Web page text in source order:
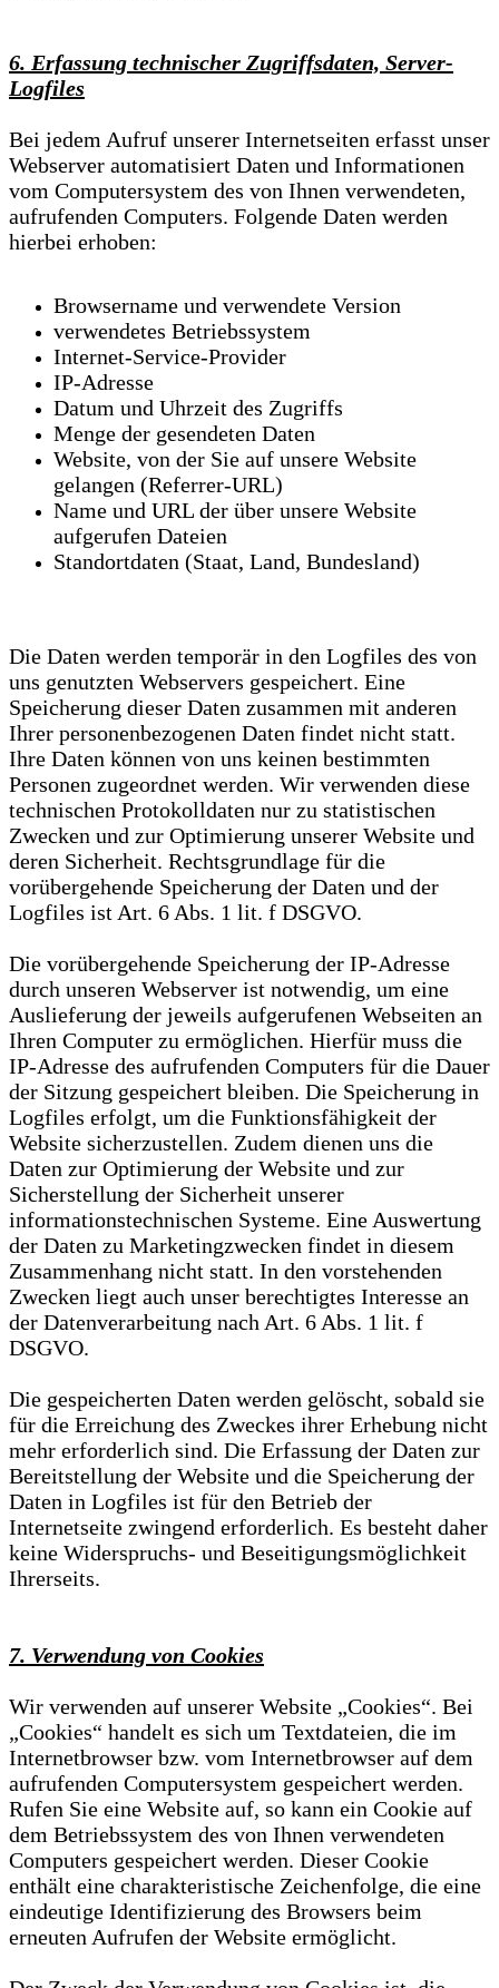
6. Erfassung technischer Zugriffsdaten, Server-
Logfiles
Bei jedem Aufruf unserer Internetseiten erfasst unser
Webserver automatisiert Daten und Informationen
vom Computersystem des von Ihnen verwendeten,
aufrufenden Computers. Folgende Daten werden
hierbei erhoben:
Browsername und verwendete Version
verwendetes Betriebssystem
Internet-Service-Provider
IP-Adresse
Datum und Uhrzeit des Zugriffs
Menge der gesendeten Daten
Website, von der Sie auf unsere Website
gelangen (Referrer-URL)
Name und URL der über unsere Website
aufgerufen Dateien
Standortdaten (Staat, Land, Bundesland)
Die Daten werden temporär in den Logfiles des von
uns genutzten Webservers gespeichert. Eine
Speicherung dieser Daten zusammen mit anderen
Ihrer personenbezogenen Daten findet nicht statt.
Ihre Daten können von uns keinen bestimmten
Personen zugeordnet werden. Wir verwenden diese
technischen Protokolldaten nur zu statistischen
Zwecken und zur Optimierung unserer Website und
deren Sicherheit. Rechtsgrundlage für die
vorübergehende Speicherung der Daten und der
Logfiles ist Art. 6 Abs. 1 lit. f DSGVO.
Die vorübergehende Speicherung der IP-Adresse
durch unseren Webserver ist notwendig, um eine
Auslieferung der jeweils aufgerufenen Webseiten an
Ihren Computer zu ermöglichen. Hierfür muss die
IP-Adresse des aufrufenden Computers für die Dauer
der Sitzung gespeichert bleiben. Die Speicherung in
Logfiles erfolgt, um die Funktionsfähigkeit der
Website sicherzustellen. Zudem dienen uns die
Daten zur Optimierung der Website und zur
Sicherstellung der Sicherheit unserer
informationstechnischen Systeme. Eine Auswertung
der Daten zu Marketingzwecken findet in diesem
Zusammenhang nicht statt. In den vorstehenden
Zwecken liegt auch unser berechtigtes Interesse an
der Datenverarbeitung nach Art. 6 Abs. 1 lit. f
DSGVO.
Die gespeicherten Daten werden gelöscht, sobald sie
für die Erreichung des Zweckes ihrer Erhebung nicht
mehr erforderlich sind. Die Erfassung der Daten zur
Bereitstellung der Website und die Speicherung der
Daten in Logfiles ist für den Betrieb der
Internetseite zwingend erforderlich. Es besteht daher
keine Widerspruchs- und Beseitigungsmöglichkeit
Ihrerseits.
7. Verwendung von Cookies
Wir verwenden auf unserer Website „Cookies“. Bei
„Cookies“ handelt es sich um Textdateien, die im
Internetbrowser bzw. vom Internetbrowser auf dem
aufrufenden Computersystem gespeichert werden.
Rufen Sie eine Website auf, so kann ein Cookie auf
dem Betriebssystem des von Ihnen verwendeten
Computers gespeichert werden. Dieser Cookie
enthält eine charakteristische Zeichenfolge, die eine
eindeutige Identifizierung des Browsers beim
erneuten Aufrufen der Website ermöglicht.